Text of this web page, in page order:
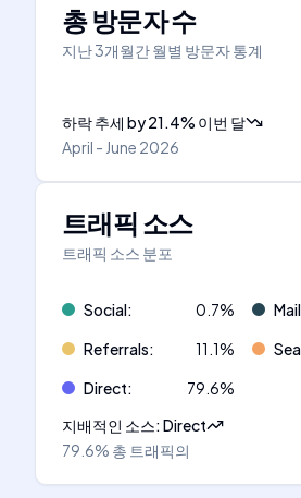
총 방문자 수
지난 3개월간 월별 방문자 통계
하락 추세 by21.4% 이번 달
April - June 2026
트래픽 소스
트래픽 소스 분포
Social: 0.7% Mail
Referrals: 11.1%
Direct: 79.6%
지배적인 소스:Direct
79.6% 총 트래픽의